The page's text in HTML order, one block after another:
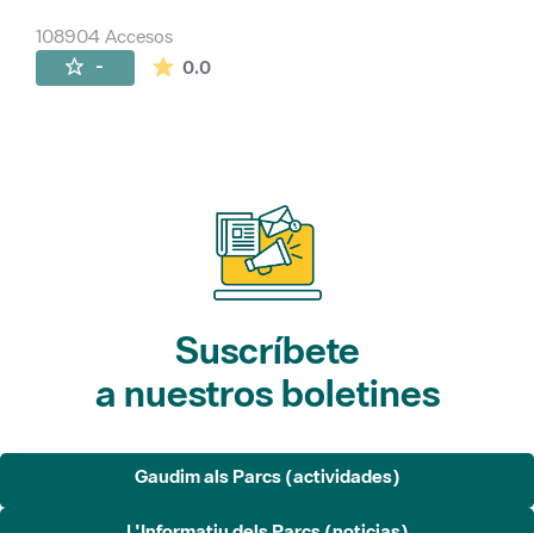
108904 Accesos
- 0.0La valoración media es de 0 estrellas de
Suscríbete
a nuestros boletines
Gaudim als Parcs (actividades)